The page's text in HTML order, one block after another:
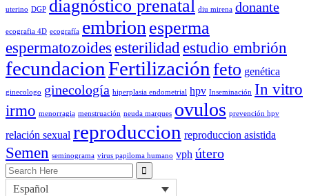
uterino DGP diagnóstico prenatal diu mirena donante
ecografia 4D ecografía embrion esperma
espermatozoides esterilidad estudio embrión
fecundacionFertilización feto genética
ginecologo ginecología hiperplasia endometrial hpv Inseminación In vitro
irmo menorragia menstruación neuda marques ovulos prevención hpv
relación sexual reproduccion reproduccion asistida
Semen seminograma virus papiloma humano vph útero
Search
for:
Español